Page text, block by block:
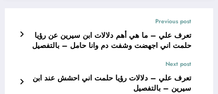
Previous post
تعرف علي – ما هي أهم دلالات ابن سيرين عن رؤيا
حلمت اني اجهضت وشفت دم وانا حامل – بالتفصيل
Next post
تعرف علي – دلالات رؤيا حلمت اني احشش عند ابن
سيرين – بالتفصيل